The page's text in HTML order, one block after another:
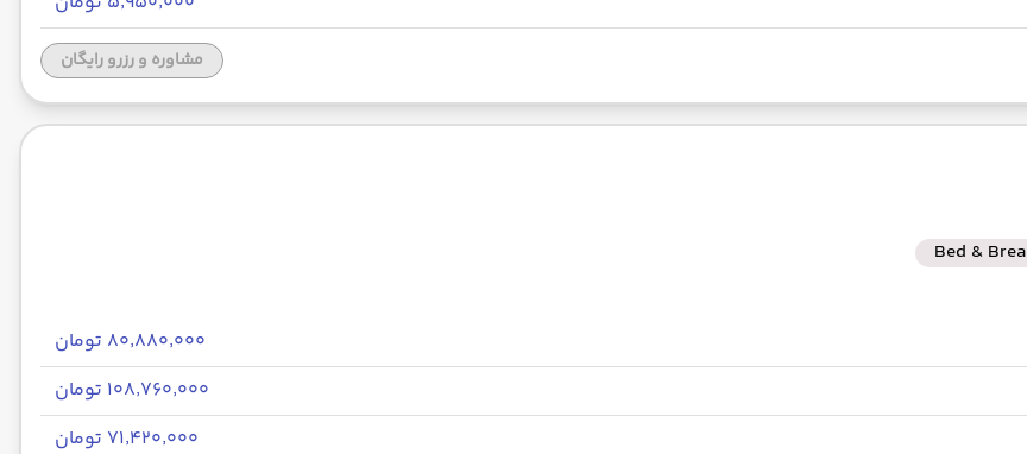
مشاوره و رزرو رایگان
Bed &
۸۰٬۸۸۰٬۰۰۰ تومان
۱۰۸٬۷۶۰٬۰۰۰ تومان
۷۱٬۴۲۰٬۰۰۰ تومان